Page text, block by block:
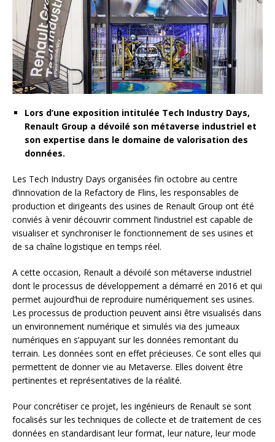
Lors d’une exposition intitulée Tech Industry Days,
Renault Group a dévoilé son métaverse industriel et
son expertise dans le domaine de valorisation des
données.
Les Tech Industry Days organisées fin octobre au centre
d’innovation de la Refactory de Flins, les responsables de
production et dirigeants des usines de Renault Group ont été
conviés à venir découvrir comment l’industriel est capable de
visualiser et synchroniser le fonctionnement de ses usines et
de sa chaîne logistique en temps réel.
A cette occasion, Renault a dévoilé son métaverse industriel
dont le processus de développement a démarré en 2016 et qui
permet aujourd’hui de reproduire numériquement ses usines.
Les processus de production peuvent ainsi être visualisés dans
un environnement numérique et simulés via des jumeaux
numériques en s’appuyant sur les données remontant du
terrain. Les données sont en effet précieuses. Ce sont elles qui
permettent de donner vie au Metaverse. Elles doivent être
pertinentes et représentatives de la réalité.
Pour concrétiser ce projet, les ingénieurs de Renault se sont
focalisés sur les techniques de collecte et de traitement de ces
données en standardisant leur format, leur nature, leur mode